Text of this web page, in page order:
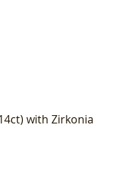
with Zirkonia